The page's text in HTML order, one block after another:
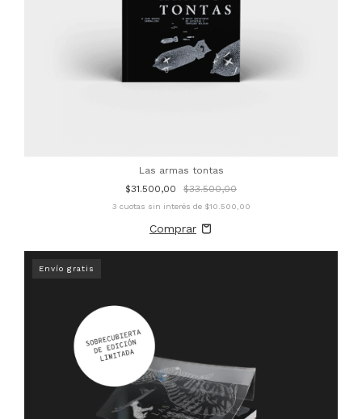
Las armas tontas
$31.500,00
$33.500,00
3 cuotas sin interés de $10.500,00
Envío gratis